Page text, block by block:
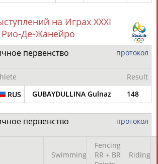
и совместной деятельности inform@infosport.ru
ООО НАИТ «Стадион»
рассылке: 996
на Играх XXXI
Де-Жанейро
протокол
первенство
Result
RUS GUBAYDULLINA Gulnaz 148
протокол
первенство
Swimming
Fencing
RR + BR
Riding